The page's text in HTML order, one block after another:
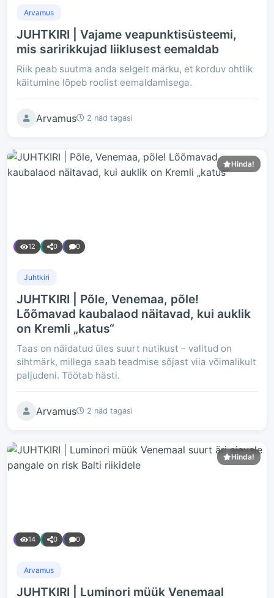
Arvamus
JUHTKIRI | Vajame veapunktisüsteemi,
mis saririkkujad liiklusest eemaldab
Riik peab suutma anda selgelt märku, et korduv ohtlik
käitumine lõpeb roolist eemaldamisega.
Arvamus 2 näd tagasi
Hinda!
12 0 0
Juhtkiri
JUHTKIRI | Põle, Venemaa, põle!
Lõõmavad kaubalaod näitavad, kui auklik
on Kremli „katus“
Taas on näidatud üles suurt nutikust – valitud on
sihtmärk, millega saab teadmise sõjast viia võimalikult
paljudeni. Töötab hästi.
Arvamus 2 näd tagasi
Hinda!
14 0 0
Arvamus
JUHTKIRI | Luminori müük Venemaal